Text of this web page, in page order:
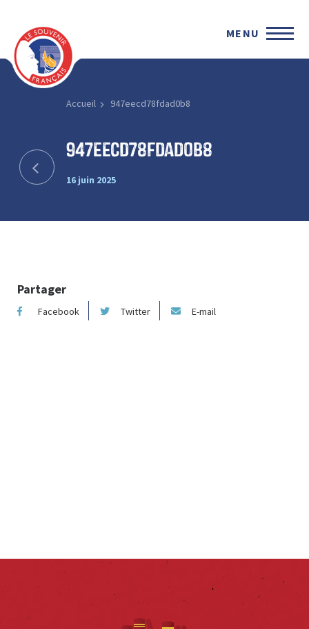
MENU
Accueil 947eecd78fdad0b8
947eecd78fdad0b8
16 juin 2025
Partager
Facebook Twitter E-mail